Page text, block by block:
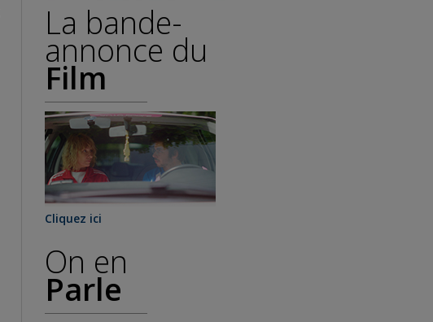
La bande-
annonce du
Film
Cliquez ici
On en
Parle